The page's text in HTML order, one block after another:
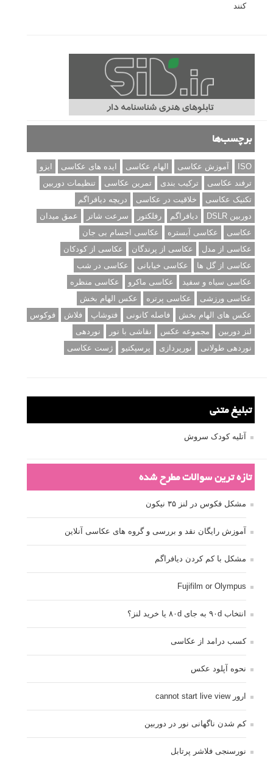
کنند
برچسب‌ها
ISO آموزش عکاسی الهام عکاسی ایده های عکاسی
ایزو
ترفند عکاسی
ترکیب بندی تمرین عکاسی
تنظیمات دوربین
تکنیک عکاسی
خلاقیت در عکاسی
دریچه دیافراگم
دوربین DSLR
دیافراگم رفلکتور سرعت شاتر
عمق میدان
عکاسی
عکاسی آبستره
عکاسی اجسام بی جان
عکاسی از مدل
عکاسی از پرندگان
عکاسی از کودکان
عکاسی از گل ها
عکاسی خیابانی
عکاسی در شب
عکاسی سیاه و سفید
عکاسی ماکرو
عکاسی منظره
عکاسی ورزشی
عکاسی پرتره
عکس الهام بخش
عکس های الهام بخش
فاصله کانونی فتوشاپ فلاش
فوکوس
لنز دوربین
مجموعه عکس نقاشی با نور
نوردهی
نوردهی طولانی
نورپردازی پرسپکتیو ژست عکاسی
تبلیغ متنی
آتلیه کودک سروش
تازه ترین سوالات مطرح شده
مشکل فکوس در لنز ۳۵ نیکون
آموزش رایگان نقد و بررسی و گروه های عکاسی آنلاین
مشکل با کم کردن دیافراگم
Fujifilm or Olympus
انتخاب ۹۰d به جای ۸۰d یا خرید لنز؟
کسب درامد از عکاسی
نحوه آپلود عکس
ارور cannot start live view
کم شدن ناگهانی نور در دوربین
نورسنجی فلاشر پرتابل